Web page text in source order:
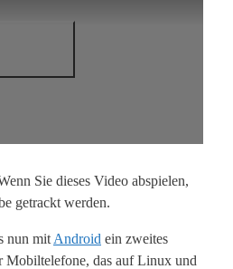
Sie dieses Video abspielen,
getrackt werden.
nun mit Android ein zweites
Mobiltelefone, das auf Linux und